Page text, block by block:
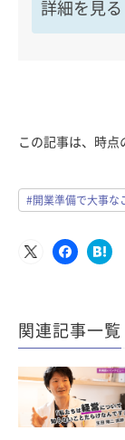
詳細を見る
この記事は、時点
#開業準備で大事な
関連記事一覧